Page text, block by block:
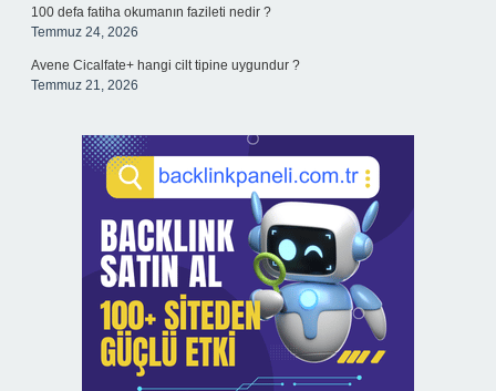
100 defa fatiha okumanın fazileti nedir ?
Temmuz 24, 2026
Avene Cicalfate+ hangi cilt tipine uygundur ?
Temmuz 21, 2026